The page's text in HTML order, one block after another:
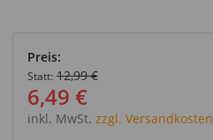
Preis:
Statt: 12,99 €
6,49 €
inkl. MwSt. zzgl. Versandkosten